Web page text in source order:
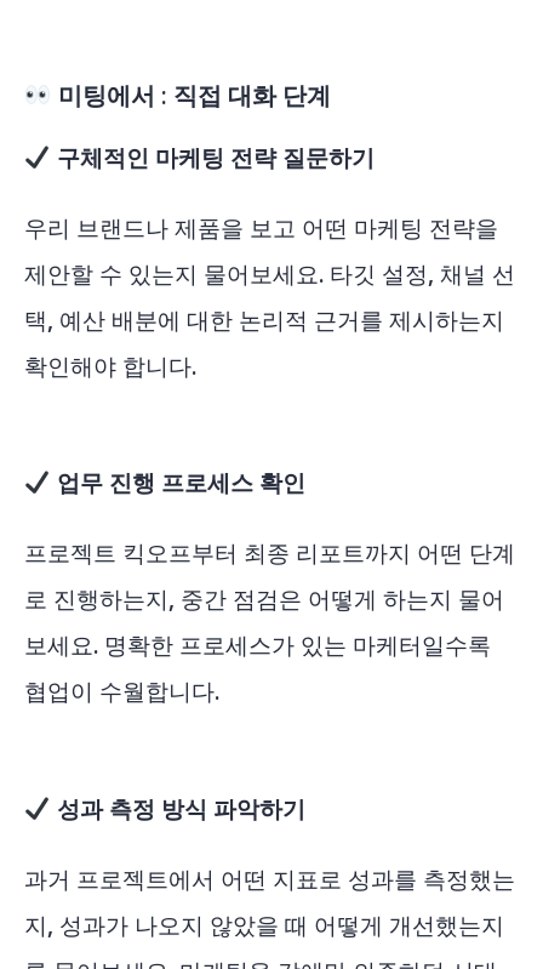
미팅에서 : 직접 대화 단계
구체적인 마케팅 전략 질문하기
우리 브랜드나 제품을 보고 어떤 마케팅 전략을
제안할 수 있는지 물어보세요. 타깃 설정, 채널 선
택, 예산 배분에 대한 논리적 근거를 제시하는지
확인해야 합니다.
업무 진행 프로세스 확인
프로젝트 킥오프부터 최종 리포트까지 어떤 단계
로 진행하는지, 중간 점검은 어떻게 하는지 물어
보세요. 명확한 프로세스가 있는 마케터일수록
협업이 수월합니다.
성과 측정 방식 파악하기
과거 프로젝트에서 어떤 지표로 성과를 측정했는
지, 성과가 나오지 않았을 때 어떻게 개선했는지